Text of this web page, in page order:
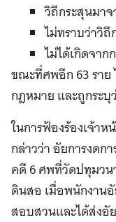
วิถีกระสุนมาจ
ไม่ทราบว่าวิถี
ไม่ได้เกิดจาก
ขณะที่ศพอีก 63 ราย
กฎหมาย และถูกระบุ
ในการฟ้องร้องเจ้า
กล่าวว่า อัยการงดก
คดี 6 ศพที่วัดปทุมว
ดินสอ เมื่อพนักงาน
สอบสวนและได้ส่งอั